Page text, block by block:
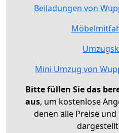
Beiladungen von
Mini Umzug von
Bitte füllen Sie das
aus, um kostenlose
denen alle Preise